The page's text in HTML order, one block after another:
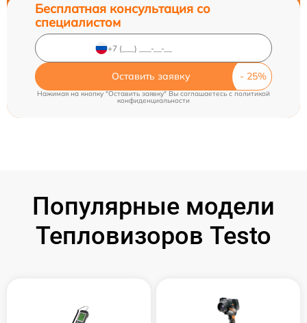
Бесплатная консультация со
специалистом
Оставить заявку
Нажимая на кнопку "Оставить заявку" Вы соглашаетесь c политикой
конфиденциальности
Популярные модели
Тепловизоров Testo